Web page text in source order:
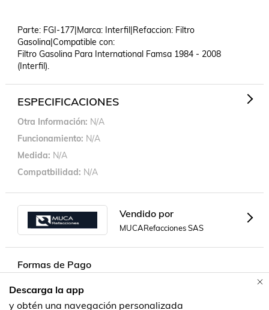
Parte: FGI-177|Marca: Interfil|Refaccion: Filtro
Gasolina|Compatible con:
Filtro Gasolina Para International Famsa 1984 - 2008
(Interfil).
ESPECIFICACIONES
Otra Información N/A
Funcionamiento N/A
Medida N/A
Compatbilidad N/A
Vendido por
MUCARefacciones SAS
Formas de Pago
Descarga la app
y obtén una navegación personalizada